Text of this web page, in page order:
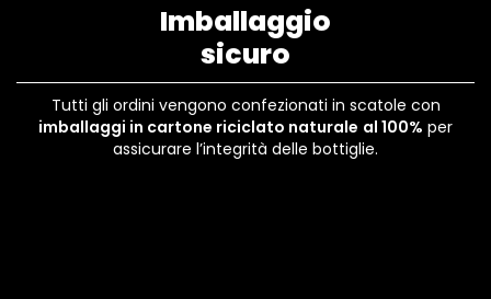
Imballaggio
sicuro
Tutti gli ordini vengono confezionati in scatole con
imballaggi in cartone riciclato naturale al 100% per
assicurare l’integrità delle bottiglie.